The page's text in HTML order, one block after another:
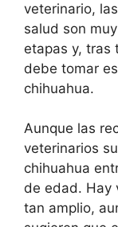
veterinario,
salud son
etapas y, tras
debe tomar
chihuahua.
Aunque las
veterinarios
chihuahua
de edad. Hay
tan amplio,